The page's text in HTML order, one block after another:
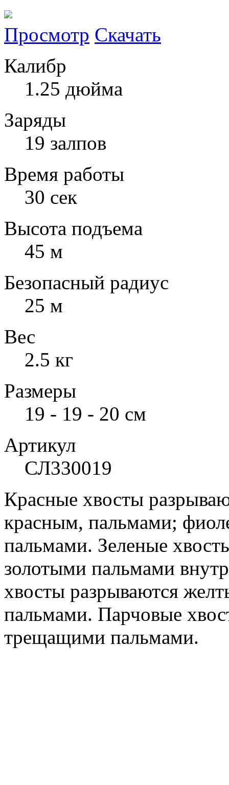
Просмотр Скачать
Калибр
1.25 дюйма
Заряды
19 залпов
Время работы
30 сек
Высота подъема
45 м
Безопасный радиус
25 м
Вес
2.5 кг
Размеры
19 - 19 - 20 см
Артикул
СЛ330019
Красные хвосты
красным, пальмами;
пальмами. Зеленые
золотыми пальмами
хвосты разрываются
пальмами. Парчовые
трещащими пальмами.